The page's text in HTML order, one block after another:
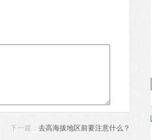
下一篇： 去高海拔地区前要注意什么？